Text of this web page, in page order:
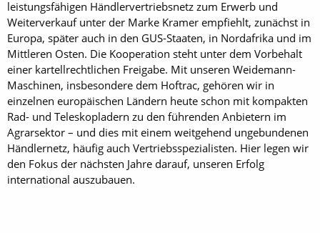
leistungsfähigen Händlervertriebsnetz zum Erwerb und
Weiterverkauf unter der Marke Kramer empfiehlt, zunächst in
Europa, später auch in den GUS-Staaten, in Nordafrika und im
Mittleren Osten. Die Kooperation steht unter dem Vorbehalt
einer kartellrechtlichen Freigabe. Mit unseren Weidemann-
Maschinen, insbesondere dem Hoftrac, gehören wir in
einzelnen europäischen Ländern heute schon mit kompakten
Rad- und Teleskopladern zu den führenden Anbietern im
Agrarsektor – und dies mit einem weitgehend ungebundenen
Händlernetz, häufig auch Vertriebsspezialisten. Hier legen wir
den Fokus der nächsten Jahre darauf, unseren Erfolg
international auszubauen.